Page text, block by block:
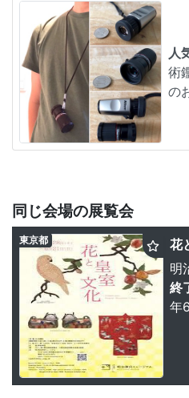
人
術
の
同じ会場の展覧会
花
明
終
年
東京都